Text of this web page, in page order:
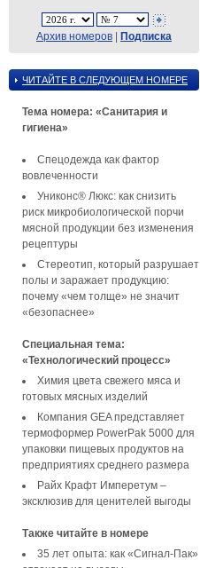
Архив номеров | Подписка
ЧИТАЙТЕ В СЛЕДУЮЩЕМ НОМЕРЕ
Тема номера: «Санитария и
гигиена»
Спецодежда как фактор
вовлеченности
Униконс® Люкс: как снизить
риск микробиологической порчи
мясной продукции без изменения
рецептуры
Стереотип, который разрушает
полы и заражает продукцию:
почему «чем толще» не значит
«безопаснее»
Специальная тема:
«Технологический процесс»
Химия цвета свежего мяса и
готовых мясных изделий
Компания GEA представляет
термоформер PowerPak 5000 для
упаковки пищевых продуктов на
предприятиях среднего размера
Райх Крафт Имперетум –
эксклюзив для ценителей выгоды
Также читайте в номере
35 лет опыта: как «Сигнал-Пак»